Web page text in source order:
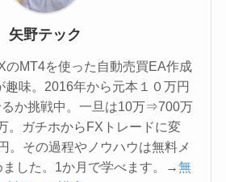
矢野テック
のMT4を使った自動売買EA作成
趣味。2016年から元本１０万円
か挑戦中。一旦は10万⇒700万
。ガチホからFXトレードに変
。その過程やノウハウは無料メ
ました。1か月で学べます。→無